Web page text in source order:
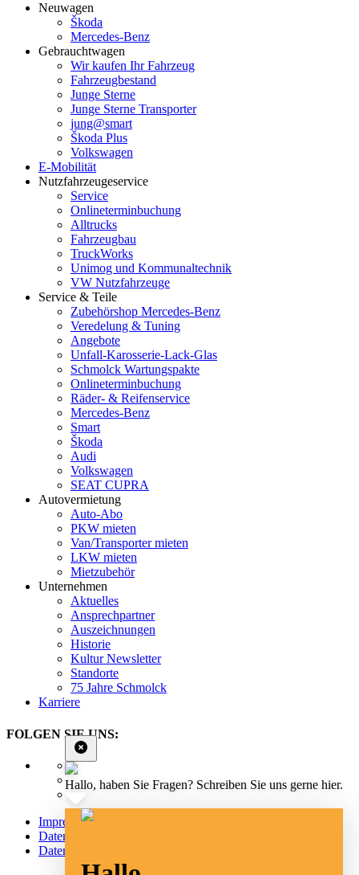
Neuwagen
Škoda
Mercedes-Benz
Gebrauchtwagen
Wir kaufen Ihr Fahrzeug
Fahrzeugbestand
Junge Sterne
Junge Sterne Transporter
jung@smart
Škoda Plus
Volkswagen
E-Mobilität
Nutzfahrzeugeservice
Service
Onlineterminbuchung
Alltrucks
Fahrzeugbau
TruckWorks
Unimog und Kommunaltechnik
VW Nutzfahrzeuge
Service & Teile
Zubehörshop Mercedes-Benz
Veredelung & Tuning
Angebote
Unfall-Karosserie-Lack-Glas
Schmolck Wartungspakte
Onlineterminbuchung
Räder- & Reifenservice
Mercedes-Benz
Smart
Škoda
Audi
Volkswagen
SEAT CUPRA
Autovermietung
Auto-Abo
PKW mieten
Van/Transporter mieten
LKW mieten
Mietzubehör
Unternehmen
Aktuelles
Ansprechpartner
Auszeichnungen
Historie
Kultur Newsletter
Standorte
75 Jahre Schmolck
Karriere
FOLGEN SIE UNS:
Impressum
Datenschutz
Datenschutz Social Media
Hallo, haben Sie Fragen? Schreiben Sie uns gerne hier.